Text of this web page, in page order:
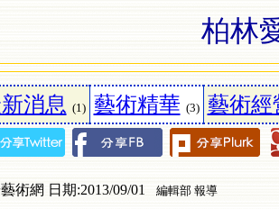
柏林
消息 (1) 藝術精華 (3) 藝術經
術網 日期:2013/09/01 編輯部 報導